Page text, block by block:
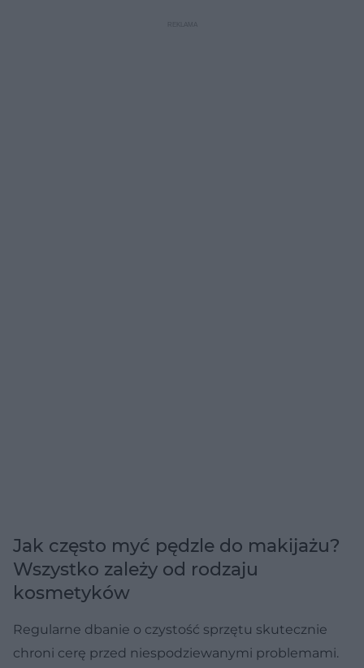
Jak często myć pędzle do makijażu?
Wszystko zależy od rodzaju
kosmetyków
Regularne dbanie o czystość sprzętu skutecznie
chroni cerę przed niespodziewanymi problemami.